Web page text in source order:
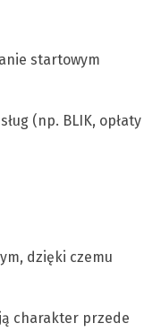
startowym
(np. BLIK, opłaty
dzięki czemu
charakter przede